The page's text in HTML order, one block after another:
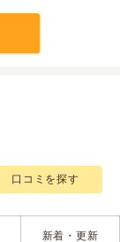
口コミを探す
新着・更新